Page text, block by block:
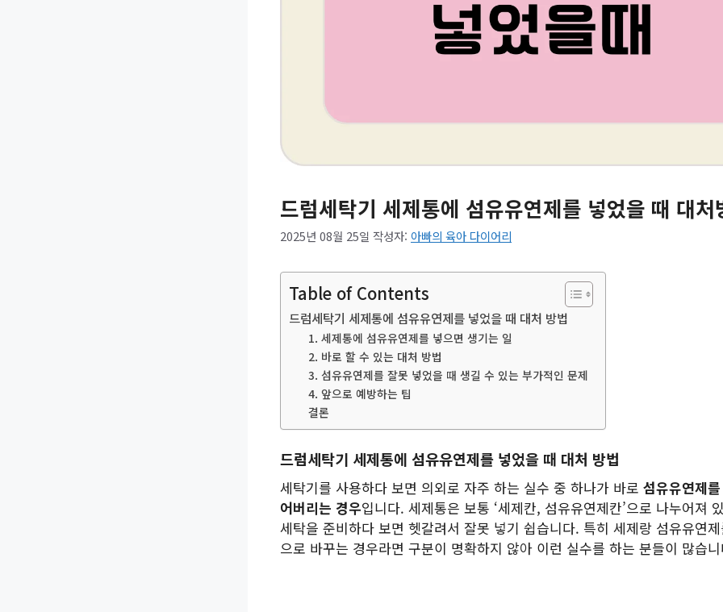
드럼세탁기 세제통에 섬유유연제를 넣었을 때 대처
2025년 08월 25일 작성자: 아빠의 육아 다이어리
Table of Contents
드럼세탁기 세제통에 섬유유연제를 넣었을 때 대처 방법
1. 세제통에 섬유유연제를 넣으면 생기는 일
2. 바로 할 수 있는 대처 방법
3. 섬유유연제를 잘못 넣었을 때 생길 수 있는 부가적인 문제
4. 앞으로 예방하는 팁
결론
드럼세탁기 세제통에 섬유유연제를 넣었을 때 대처 방법
세탁기를 사용하다 보면 의외로 자주 하는 실수 중 하나가 바로 섬유유연제
어버리는 경우입니다. 세제통은 보통 ‘세제칸, 섬유유연제칸’으로 나누어져
세탁을 준비하다 보면 헷갈려서 잘못 넣기 쉽습니다. 특히 세제랑 섬유유연
으로 바꾸는 경우라면 구분이 명확하지 않아 이런 실수를 하는 분들이 많습